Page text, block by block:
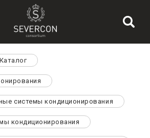
Каталог
системы кондиционирования
кондиционирования